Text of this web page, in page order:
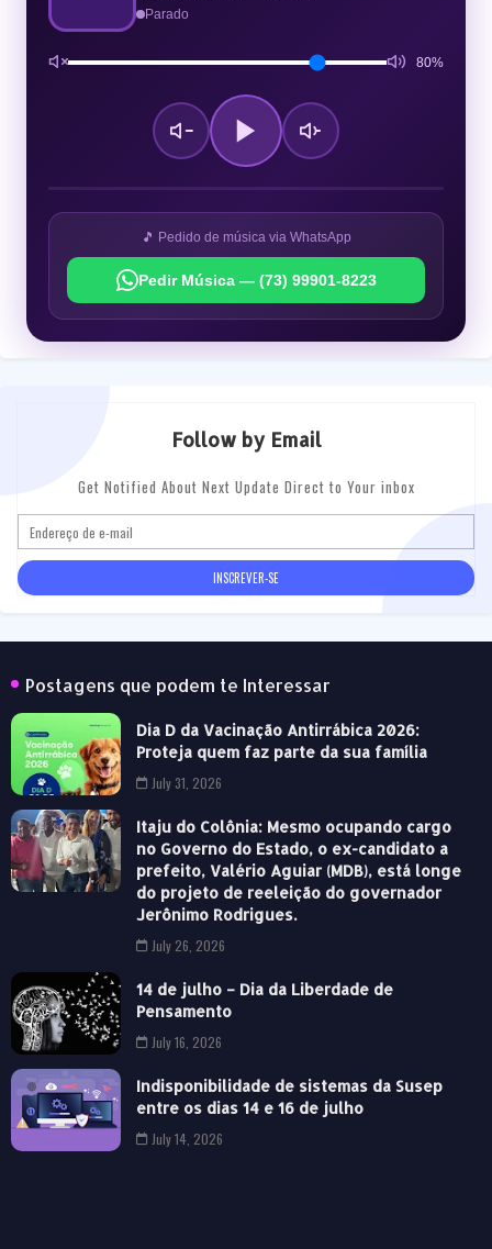
Parado
80%
🎵 Pedido de música via WhatsApp
Pedir Música — (73) 99901-8223
Follow by Email
Get Notified About Next Update Direct to Your inbox
Postagens que podem te Interessar
Dia D da Vacinação Antirrábica 2026:
Proteja quem faz parte da sua família
July 31, 2026
Itaju do Colônia: Mesmo ocupando cargo
no Governo do Estado, o ex-candidato a
prefeito, Valério Aguiar (MDB), está longe
do projeto de reeleição do governador
Jerônimo Rodrigues.
July 26, 2026
14 de julho – Dia da Liberdade de
Pensamento
July 16, 2026
Indisponibilidade de sistemas da Susep
entre os dias 14 e 16 de julho
July 14, 2026